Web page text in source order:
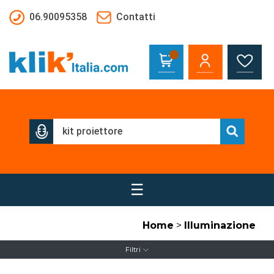
06.90095358
Contatti
☰
Home > Illuminazione
Filtri